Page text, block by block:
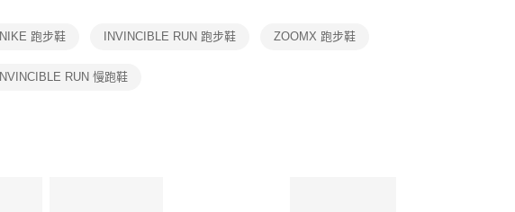
１．透過由恩沛科技股份有限公司提供之「AFTEE先享後付」服務完成之
交易，需依本服務之必要範圍內提供個人資料，並將交易相關給付款項請
２．關於個人資料處理事宜，請瀏覽以下網址：
NIKE 跑步鞋 INVINCIBLE RUN 跑步鞋 ZOOMX 跑步鞋
INVINCIBLE RUN 慢跑鞋